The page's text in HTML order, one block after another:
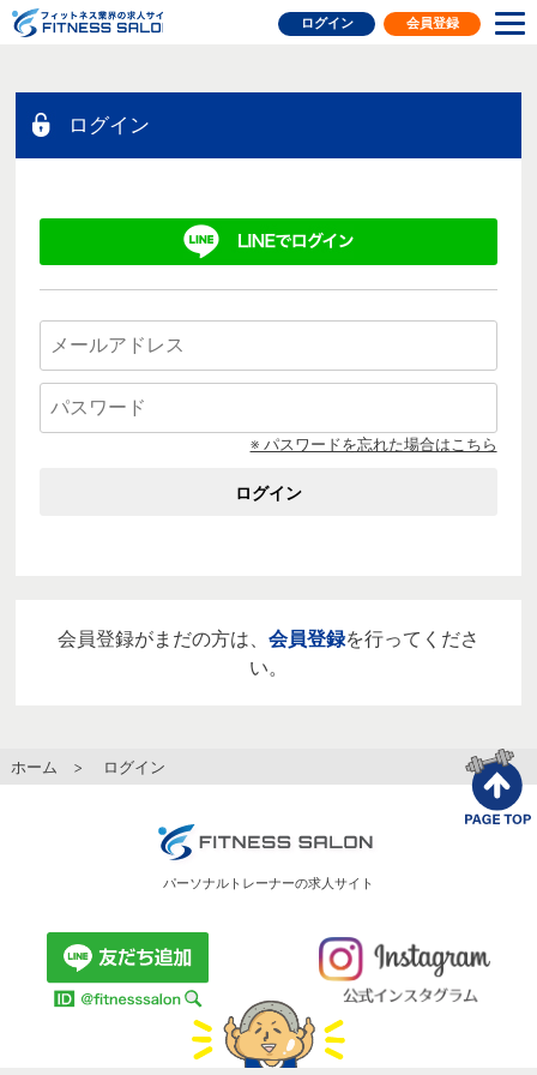
フィットネス業界の求人
ログイン 会員登録
ログイン
※ パスワードを忘れた場合はこちら
ログイン
会員登録がまだの方は、 会員登録を行ってくださ
い。
ホーム > ログイン
パーソナルトレーナーの求人サイト